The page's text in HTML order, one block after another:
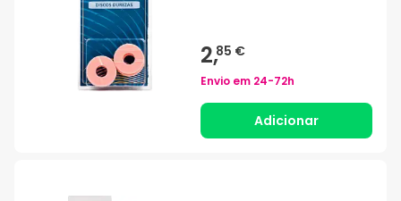
2,85 €
Envio em 24-72h
Adicionar